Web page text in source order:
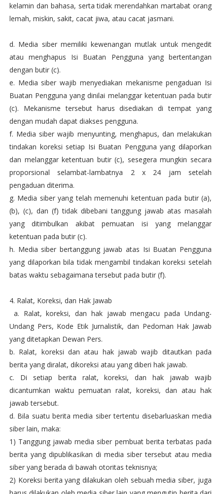
kelamin dan bahasa, serta tidak merendahkan martabat orang
lemah, miskin, sakit, cacat jiwa, atau cacat jasmani.
d. Media siber memiliki kewenangan mutlak untuk mengedit
atau menghapus Isi Buatan Pengguna yang bertentangan
dengan butir (c).
e. Media siber wajib menyediakan mekanisme pengaduan Isi
Buatan Pengguna yang dinilai melanggar ketentuan pada butir
(c). Mekanisme tersebut harus disediakan di tempat yang
dengan mudah dapat diakses pengguna.
f. Media siber wajib menyunting, menghapus, dan melakukan
tindakan koreksi setiap Isi Buatan Pengguna yang dilaporkan
dan melanggar ketentuan butir (c), sesegera mungkin secara
proporsional selambat-lambatnya 2 x 24 jam setelah
pengaduan diterima.
g. Media siber yang telah memenuhi ketentuan pada butir (a),
(b), (c), dan (f) tidak dibebani tanggung jawab atas masalah
yang ditimbulkan akibat pemuatan isi yang melanggar
ketentuan pada butir (c).
h. Media siber bertanggung jawab atas Isi Buatan Pengguna
yang dilaporkan bila tidak mengambil tindakan koreksi setelah
batas waktu sebagaimana tersebut pada butir (f).
4. Ralat, Koreksi, dan Hak Jawab
a. Ralat, koreksi, dan hak jawab mengacu pada Undang-
Undang Pers, Kode Etik Jurnalistik, dan Pedoman Hak Jawab
yang ditetapkan Dewan Pers.
b. Ralat, koreksi dan atau hak jawab wajib ditautkan pada
berita yang diralat, dikoreksi atau yang diberi hak jawab.
c. Di setiap berita ralat, koreksi, dan hak jawab wajib
dicantumkan waktu pemuatan ralat, koreksi, dan atau hak
jawab tersebut.
d. Bila suatu berita media siber tertentu disebarluaskan media
siber lain, maka:
1) Tanggung jawab media siber pembuat berita terbatas pada
berita yang dipublikasikan di media siber tersebut atau media
siber yang berada di bawah otoritas teknisnya;
2) Koreksi berita yang dilakukan oleh sebuah media siber, juga